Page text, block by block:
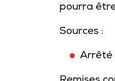
pourra
Sources :
Arrêté